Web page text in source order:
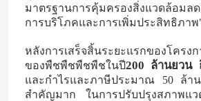
บ้าน
มาตรฐานการคุ้มครองสิ่งแวดล้อมล
การบริโภคและการเพิ่มประสิทธิภาพ
หลังการเสร็จสิ้นระยะแรกของโครงก
ของพืชพืชพืชพืชในปี200 ล้านยวน
และกําไรและภาษีประมาณ 50 ล้า
สําคัญมาก ในการปรับปรุงสภาพแ